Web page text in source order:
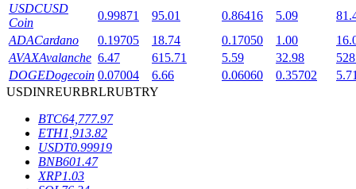
Des investissements exclusifs pour les détenteurs de BTR
USDCUSD
Coin
0.99871 95.01 0.86416 5.09
ADACardano 0.19705 18.74 0.17050 1.00
AVAXAvalanche 6.47 615.71 5.59 32.98
DOGEDogecoin 0.07004 6.66 0.06060 0.35702
USDINREURBRLRUBTRY
BTC64,777.97
ETH1,913.82
USDT0.99919
BNB601.47
XRP1.03